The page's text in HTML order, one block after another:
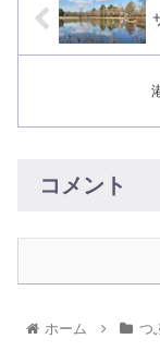
コメント
ホーム つ